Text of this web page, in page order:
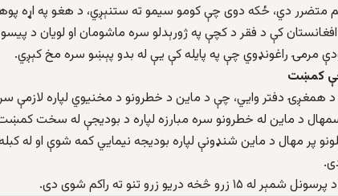
متضرر دي، ځکه دوی چې کومو سيمو ته ستنېږي، د هغو په اړه
افغانستان کې د فقر د کچې په ژورېدلو سره ماشومان او لويان د
مرمۍ راغونډوي چې په پايله کې يې له بدو پېښو سره مخ کېږي.
کمښت
همغږۍ دفتر وايي، چې د ماين د خطرونو د مخنيوي لپاره لازمې
د ماين له خطرونو سره مبارزه لپاره د بودیجې له سخت
پر مهال د ماين شنډونې لپاره بودیجه نيمايي کمه شوې او له
دریو زرو تنو ته راکم شوی دی.